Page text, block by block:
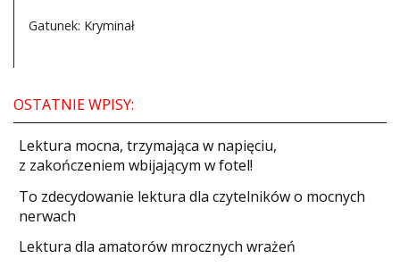
Gatunek: Kryminał
OSTATNIE WPISY:
​Lektura mocna, trzymająca w napięciu,
z zakończeniem wbijającym w fotel!
​To zdecydowanie lektura dla czytelników o mocnych
nerwach
Lektura dla amatorów mrocznych wrażeń